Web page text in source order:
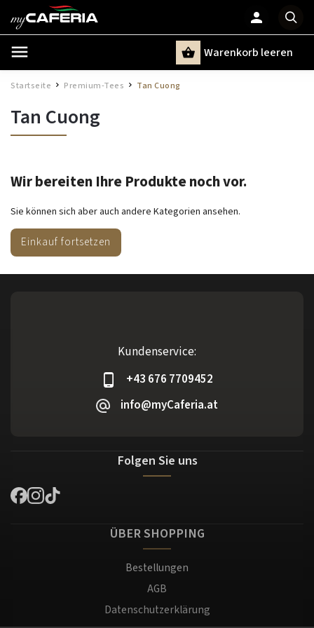
Warenkorb leeren
Startseite / Premium-Tees / Tan Cuong
Tan Cuong
Wir bereiten Ihre Produkte noch vor.
Sie können sich aber auch andere Kategorien ansehen.
Einkauf fortsetzen
Kundenservice:
+43 676 7709452
info@myCaferia.at
Folgen Sie uns
ÜBER SHOPPING
Bestellungen
AGB
Datenschutzerklärung